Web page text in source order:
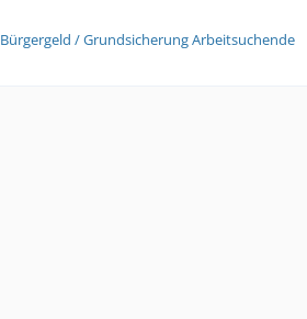
Bürgergeld / Grundsicherung Arbeitsuchende